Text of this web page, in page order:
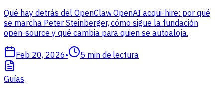
Qué hay detrás del OpenClaw OpenAI acqui-hire: por qué
se marcha Peter Steinberger, cómo sigue la fundación
open-source y qué cambia para quien se autoaloja.
Feb 20, 2026• 5 min de lectura
Guías